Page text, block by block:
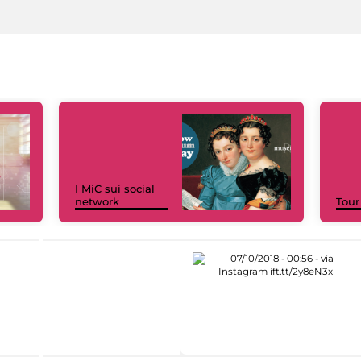
I MiC sui social
network